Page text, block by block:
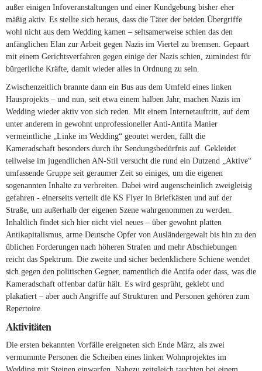
external)
außer einigen Infoveranstaltungen und einer Kundgebung bisher eher
mäßig aktiv. Es stellte sich heraus, dass die Täter der beiden Übergriffe
wohl nicht aus dem Wedding kamen – seltsamerweise schien das den
anfänglichen Elan zur Arbeit gegen Nazis im Viertel zu bremsen. Gepaart
mit einem Gerichtsverfahren gegen einige der Nazis schien, zumindest für
bürgerliche Kräfte, damit wieder alles in Ordnung zu sein.
Zwischenzeitlich brannte dann ein Bus aus dem Umfeld eines linken
Hausprojekts – und nun, seit etwa einem halben Jahr, machen Nazis im
Wedding wieder aktiv von sich reden. Mit einem Internetauftritt, auf dem
unter anderem in gewohnt unprofessioneller Anti-Antifa Manier
vermeintliche „Linke im Wedding“ geoutet werden, fällt die
Kameradschaft besonders durch ihr Sendungsbedürfnis auf. Gekleidet
teilweise im jugendlichen AN-Stil versucht die rund ein Dutzend „Aktive“
umfassende Gruppe seit geraumer Zeit so einiges, um die eigenen
sogenannten Inhalte zu verbreiten. Dabei wird augenscheinlich zweigleisig
gefahren - einerseits verteilt die KS Flyer in Briefkästen und auf der
Straße, um außerhalb der eigenen Szene wahrgenommen zu werden.
Inhaltlich findet sich hier nicht viel neues – über gewohnt platten
Antikapitalismus, arme Deutsche Opfer von Ausländergewalt bis hin zu den
üblichen Forderungen nach höheren Strafen und mehr Abschiebungen
reicht das Spektrum. Die zweite und sicher bedenklichere Schiene wendet
sich gegen den politischen Gegner, namentlich die Antifa oder dass, was die
Kameradschaft offenbar dafür hält. Es wird gesprüht, geklebt und
plakatiert – aber auch Angriffe auf Strukturen und Personen gehören zum
Repertoire.
Aktivitäten
Die ersten bekannten Vorfälle ereigneten sich Ende März, als zwei
vermummte Personen die Scheiben eines linken Wohnprojektes im